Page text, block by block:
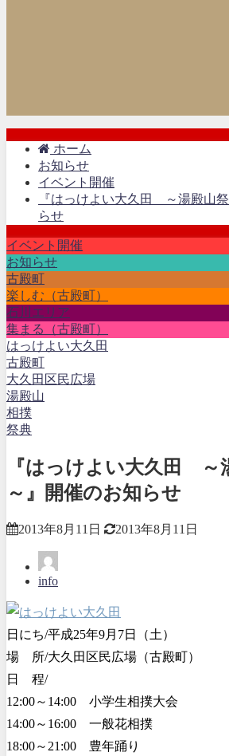
ホーム
お知らせ
イベント開催
『はっけよい大久田 ～湯殿山
らせ
イベント開催
お知らせ
古殿町
楽しむ（古殿町）
石川エリア
集まる（古殿町）
はっけよい大久田
古殿町
大久田区民広場
湯殿山
相撲
祭典
『はっけよい大久田 ～
～』開催のお知らせ
2013年8月11日 2013年8月11日
info
日にち/平成25年9月7日（土）
場 所/大久田区民広場（古殿町）
日 程/
12:00～14:00 小学生相撲大会
14:00～16:00 一般花相撲
18:00～21:00 豊年踊り